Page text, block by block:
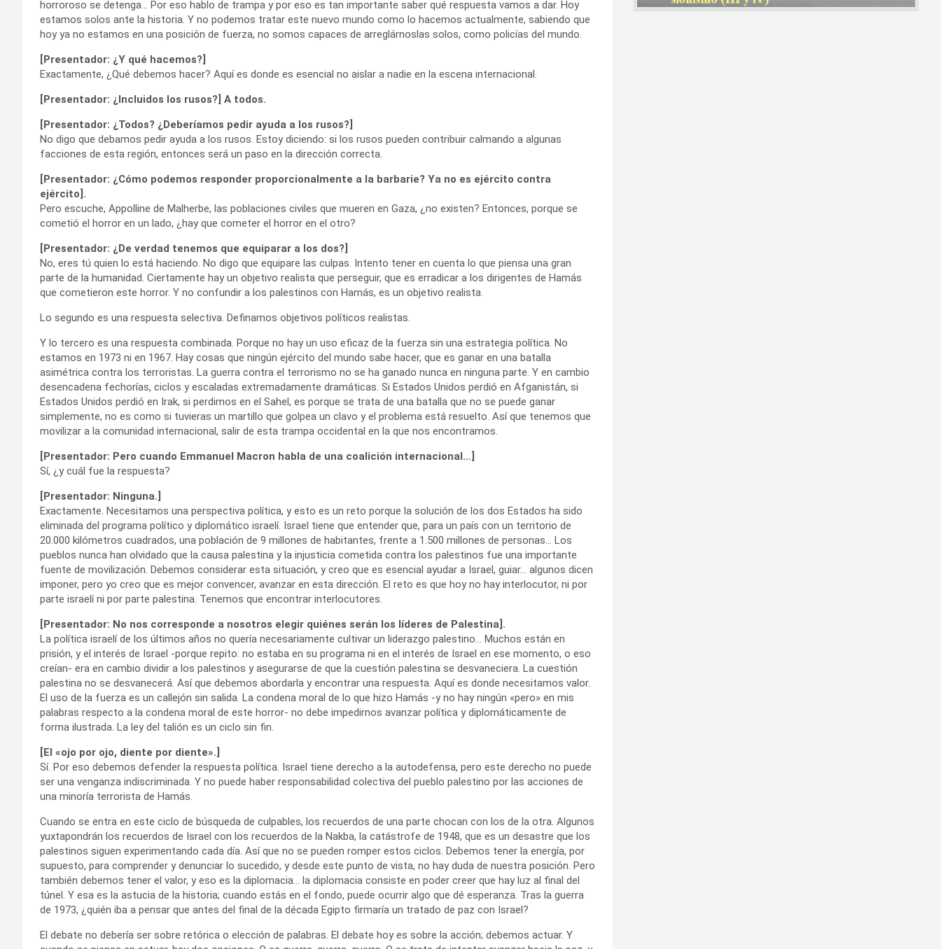
horroroso se detenga… Por eso hablo de trampa y por eso es tan importante saber qué respuesta vamos a dar. Hoy
estamos solos ante la historia. Y no podemos tratar este nuevo mundo como lo hacemos actualmente, sabiendo que
hoy ya no estamos en una posición de fuerza, no somos capaces de arreglárnoslas solos, como policías del mundo.
[Presentador: ¿Y qué hacemos?]
Exactamente, ¿Qué debemos hacer? Aquí es donde es esencial no aislar a nadie en la escena internacional.
[Presentador: ¿Incluidos los rusos?] A todos.
[Presentador: ¿Todos? ¿Deberíamos pedir ayuda a los rusos?]
No digo que debamos pedir ayuda a los rusos. Estoy diciendo: si los rusos pueden contribuir calmando a algunas
facciones de esta región, entonces será un paso en la dirección correcta.
[Presentador: ¿Cómo podemos responder proporcionalmente a la barbarie? Ya no es ejército contra
ejército].
Pero escuche, Appolline de Malherbe, las poblaciones civiles que mueren en Gaza, ¿no existen? Entonces, porque se
cometió el horror en un lado, ¿hay que cometer el horror en el otro?
[Presentador: ¿De verdad tenemos que equiparar a los dos?]
No, eres tú quien lo está haciendo. No digo que equipare las culpas. Intento tener en cuenta lo que piensa una gran
parte de la humanidad. Ciertamente hay un objetivo realista que perseguir, que es erradicar a los dirigentes de Hamás
que cometieron este horror. Y no confundir a los palestinos con Hamás, es un objetivo realista.
Lo segundo es una respuesta selectiva. Definamos objetivos políticos realistas.
Y lo tercero es una respuesta combinada. Porque no hay un uso eficaz de la fuerza sin una estrategia política. No
estamos en 1973 ni en 1967. Hay cosas que ningún ejército del mundo sabe hacer, que es ganar en una batalla
asimétrica contra los terroristas. La guerra contra el terrorismo no se ha ganado nunca en ninguna parte. Y en cambio
desencadena fechorías, ciclos y escaladas extremadamente dramáticas. Si Estados Unidos perdió en Afganistán, si
Estados Unidos perdió en Irak, si perdimos en el Sahel, es porque se trata de una batalla que no se puede ganar
simplemente, no es como si tuvieras un martillo que golpea un clavo y el problema está resuelto. Así que tenemos que
movilizar a la comunidad internacional, salir de esta trampa occidental en la que nos encontramos.
[Presentador: Pero cuando Emmanuel Macron habla de una coalición internacional…]
Sí, ¿y cuál fue la respuesta?
[Presentador: Ninguna.]
Exactamente. Necesitamos una perspectiva política, y esto es un reto porque la solución de los dos Estados ha sido
eliminada del programa político y diplomático israelí. Israel tiene que entender que, para un país con un territorio de
20.000 kilómetros cuadrados, una población de 9 millones de habitantes, frente a 1.500 millones de personas… Los
pueblos nunca han olvidado que la causa palestina y la injusticia cometida contra los palestinos fue una importante
fuente de movilización. Debemos considerar esta situación, y creo que es esencial ayudar a Israel, guiar… algunos dicen
imponer, pero yo creo que es mejor convencer, avanzar en esta dirección. El reto es que hoy no hay interlocutor, ni por
parte israelí ni por parte palestina. Tenemos que encontrar interlocutores.
[Presentador: No nos corresponde a nosotros elegir quiénes serán los líderes de Palestina].
La política israelí de los últimos años no quería necesariamente cultivar un liderazgo palestino… Muchos están en
prisión, y el interés de Israel -porque repito: no estaba en su programa ni en el interés de Israel en ese momento, o eso
creían- era en cambio dividir a los palestinos y asegurarse de que la cuestión palestina se desvaneciera. La cuestión
palestina no se desvanecerá. Así que debemos abordarla y encontrar una respuesta. Aquí es donde necesitamos valor.
El uso de la fuerza es un callejón sin salida. La condena moral de lo que hizo Hamás -y no hay ningún «pero» en mis
palabras respecto a la condena moral de este horror- no debe impedirnos avanzar política y diplomáticamente de
forma ilustrada. La ley del talión es un ciclo sin fin.
[El «ojo por ojo, diente por diente».]
Sí. Por eso debemos defender la respuesta política. Israel tiene derecho a la autodefensa, pero este derecho no puede
ser una venganza indiscriminada. Y no puede haber responsabilidad colectiva del pueblo palestino por las acciones de
una minoría terrorista de Hamás.
Cuando se entra en este ciclo de búsqueda de culpables, los recuerdos de una parte chocan con los de la otra. Algunos
yuxtapondrán los recuerdos de Israel con los recuerdos de la Nakba, la catástrofe de 1948, que es un desastre que los
palestinos siguen experimentando cada día. Así que no se pueden romper estos ciclos. Debemos tener la energía, por
supuesto, para comprender y denunciar lo sucedido, y desde este punto de vista, no hay duda de nuestra posición. Pero
también debemos tener el valor, y eso es la diplomacia… la diplomacia consiste en poder creer que hay luz al final del
túnel. Y esa es la astucia de la historia; cuando estás en el fondo, puede ocurrir algo que dé esperanza. Tras la guerra
de 1973, ¿quién iba a pensar que antes del final de la década Egipto firmaría un tratado de paz con Israel?
El debate no debería ser sobre retórica o elección de palabras. El debate hoy es sobre la acción; debemos actuar. Y